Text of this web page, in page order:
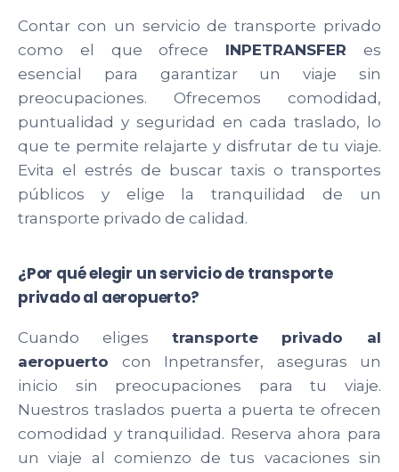
Contar con un servicio de transporte privado
como el que ofrece INPETRANSFER es
esencial para garantizar un viaje sin
preocupaciones. Ofrecemos comodidad,
puntualidad y seguridad en cada traslado, lo
que te permite relajarte y disfrutar de tu viaje.
Evita el estrés de buscar taxis o transportes
públicos y elige la tranquilidad de un
transporte privado de calidad.
¿Por qué elegir un servicio de transporte
privado al aeropuerto?
Cuando eliges transporte privado al
aeropuerto con Inpetransfer, aseguras un
inicio sin preocupaciones para tu viaje.
Nuestros traslados puerta a puerta te ofrecen
comodidad y tranquilidad. Reserva ahora para
un viaje al comienzo de tus vacaciones sin